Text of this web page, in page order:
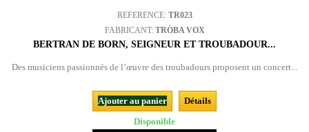
REFERENCE: TR023
FABRICANT: TRÒBA VOX
BERTRAN DE BORN, SEIGNEUR ET TROUBADOUR...
Des musiciens passionnés de l’œuvre des troubadours proposent un concert...
Ajouter au panier
Détails
Disponible